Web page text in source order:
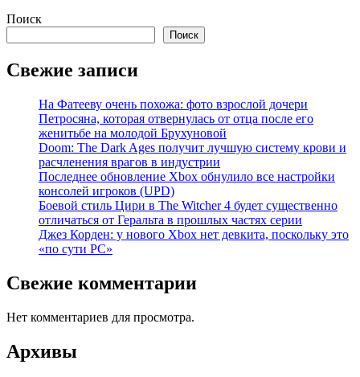
Поиск
Поиск
Свежие записи
На Фатееву очень похожа: фото взрослой дочери
Петросяна, которая отвернулась от отца после его
женитьбе на молодой Брухуновой
Doom: The Dark Ages получит лучшую систему крови и
расчленения врагов в индустрии
Последнее обновление Xbox обнулило все настройки
консолей игроков (UPD)
Боевой стиль Цири в The Witcher 4 будет существенно
отличаться от Геральта в прошлых частях серии
Джез Корден: у нового Xbox нет девкита, поскольку это
«по сути PC»
Свежие комментарии
Нет комментариев для просмотра.
Архивы